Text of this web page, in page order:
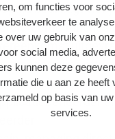
om functies voor
te
over uw gebruik van
social media,
kunnen deze
die u aan ze heeft
op basis van
services.
bedraagt vier
functies
functies zijn